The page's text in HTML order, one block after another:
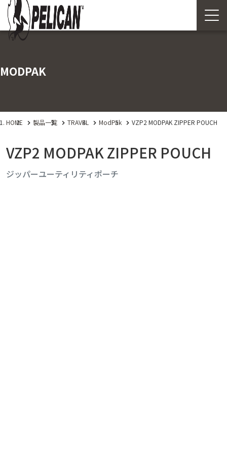
MODPAK
HOME 製品一覧 TRAVEL ModPak VZP2 MODPAK ZIPPER POUCH
VZP2 MODPAK ZIPPER POUCH
ジッパーユーティリティポーチ